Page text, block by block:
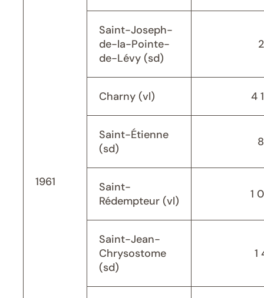
1961
Saint-Joseph-
de-la-Pointe-
de-Lévy (sd)
Charny (vl) 4
Saint-Étienne
(sd)
Saint-
Rédempteur (vl)
1
Saint-Jean-
Chrysostome
(sd)
1